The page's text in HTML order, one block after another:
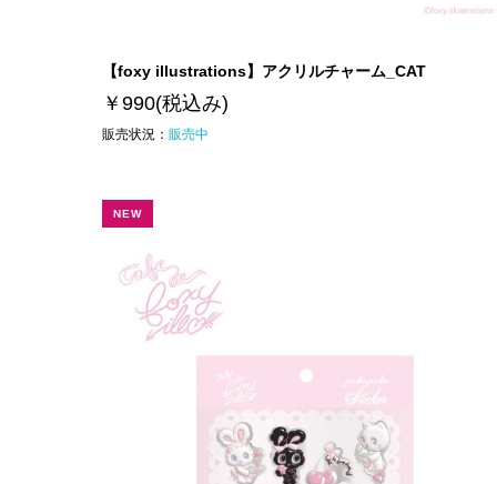
【foxy illustrations】アクリルチャーム_CAT
￥990(税込み)
販売状況： 販売中
NEW